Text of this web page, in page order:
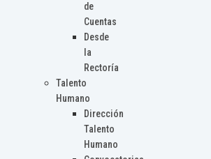
de
Cuentas
Desde
la
Rectoría
Talento
Humano
Dirección
Talento
Humano